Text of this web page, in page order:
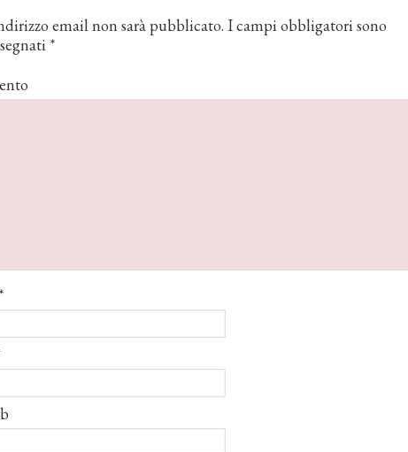
email non sarà pubblicato. I campi obbligatori sono
*
*